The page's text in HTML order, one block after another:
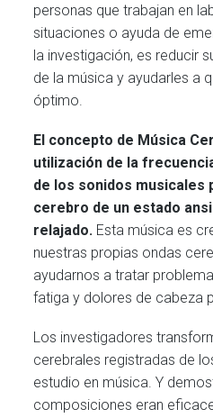
personas que trabajan en
situaciones o ayuda de
la investigación, es reducir
de la música y ayudarles a
óptimo.
El concepto de Música
utilización de la
de los sonidos musicales
cerebro de un estado
relajado. Esta música es
nuestras propias ondas
ayudarnos a tratar
fatiga y dolores de cabeza
Los investigadores
cerebrales registradas de
estudio en música. Y
composiciones eran